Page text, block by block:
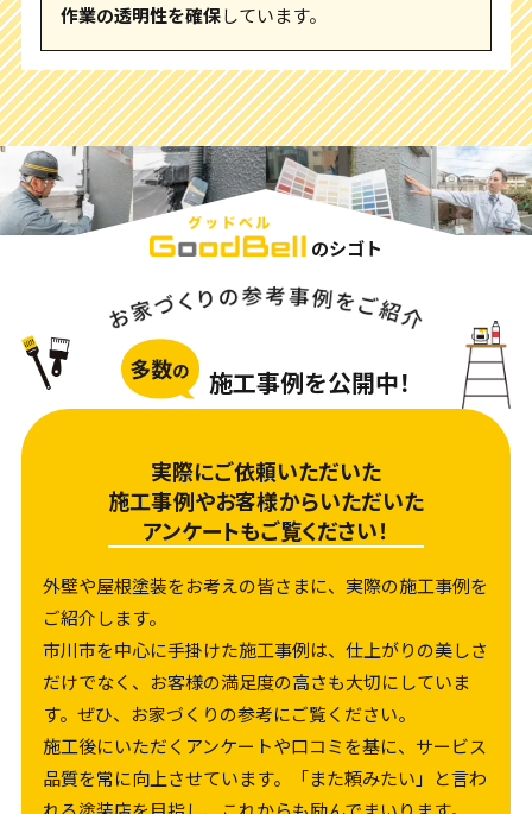
作業の透明性を確保しています。
のシゴト
施工事例を公開中！
実際にご依頼いただいた
施工事例やお客様からいただいた
アンケートもご覧ください！
外壁や屋根塗装をお考えの皆さまに、実際の施工事例を
ご紹介します。
市川市を中心に手掛けた施工事例は、仕上がりの美しさ
だけでなく、お客様の満足度の高さも大切にしていま
す。ぜひ、お家づくりの参考にご覧ください。
施工後にいただくアンケートや口コミを基に、サービス
品質を常に向上させています。「また頼みたい」と言わ